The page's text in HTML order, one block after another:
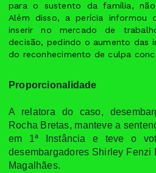
para o sustento da família,
Além disso, a perícia informou
inserir no mercado de
decisão, pedindo o aumento das
do reconhecimento de culpa
Proporcionalidade
A relatora do caso,
Rocha Bretas, manteve a
em 1ª Instância e teve o
desembargadores Shirley Fenzi
Magalhães.